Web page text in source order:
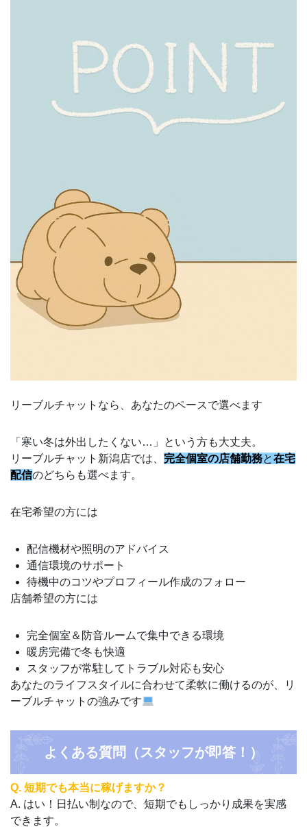
リーブルチャットなら、あなたのペースで選べます
「寒い冬は外出したくない…」という方も大丈夫。
リーブルチャット新潟店では、 完全個室の店舗勤務と在宅
配信のどちらも選べます。
在宅希望の方には
配信機材や照明のアドバイス
通信環境のサポート
待機中のコツやプロフィール作成のフォロー
店舗希望の方には
完全個室＆防音ルームで集中できる環境
暖房完備で冬も快適
スタッフが常駐してトラブル対応も安心
あなたのライフスタイルに合わせて柔軟に働けるのが、リ
ーブルチャットの強みです
よくある質問（スタッフが即答！）
Q. 短期でも本当に稼げますか？
A. はい！日払い制なので、短期でもしっかり成果を実感
できます。